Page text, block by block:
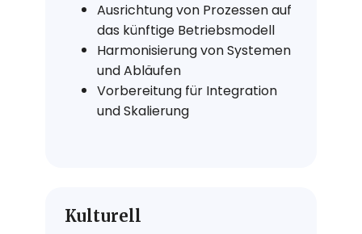
Ausrichtung von Prozessen auf
das künftige Betriebsmodell
Harmonisierung von Systemen
und Abläufen
Vorbereitung für Integration
und Skalierung
Kulturell